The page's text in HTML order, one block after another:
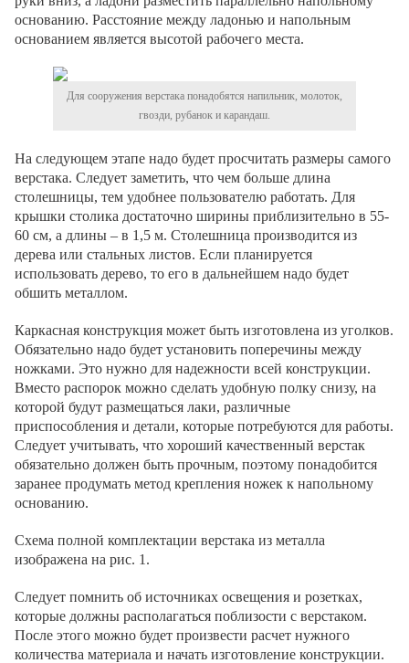
основанию. Расстояние между ладонью и напольным
основанием является высотой рабочего места.
Для сооружения верстака понадобятся напильник, молоток,
гвозди, рубанок и карандаш.
На следующем этапе надо будет просчитать размеры самого
верстака. Следует заметить, что чем больше длина
столешницы, тем удобнее пользователю работать. Для
крышки столика достаточно ширины приблизительно в 55-
60 см, а длины – в 1,5 м. Столешница производится из
дерева или стальных листов. Если планируется
использовать дерево, то его в дальнейшем надо будет
обшить металлом.
Каркасная конструкция может быть изготовлена из уголков.
Обязательно надо будет установить поперечины между
ножками. Это нужно для надежности всей конструкции.
Вместо распорок можно сделать удобную полку снизу, на
которой будут размещаться лаки, различные
приспособления и детали, которые потребуются для работы.
Следует учитывать, что хороший качественный верстак
обязательно должен быть прочным, поэтому понадобится
заранее продумать метод крепления ножек к напольному
основанию.
Схема полной комплектации верстака из металла
изображена на рис. 1.
Следует помнить об источниках освещения и розетках,
которые должны располагаться поблизости с верстаком.
После этого можно будет произвести расчет нужного
количества материала и начать изготовление конструкции.